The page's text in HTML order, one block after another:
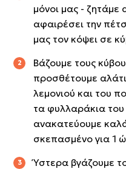
μόνοι μας -
αφαιρέσει την
μας τον κόψει σε
Βάζουμε τους
προσθέτουμε
λεμονιού και του
τα φυλλαράκια
ανακατεύουμε
σκεπασμένο για 1
Ύστερα βγάζουμε